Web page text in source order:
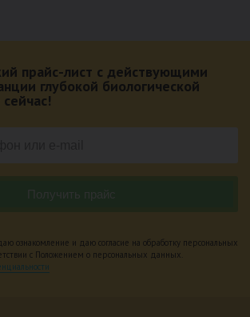
прайс-лист с действующими
глубокой биологической
ознакомление и даю согласие на обработку персональных
с Положением о персональных данных.